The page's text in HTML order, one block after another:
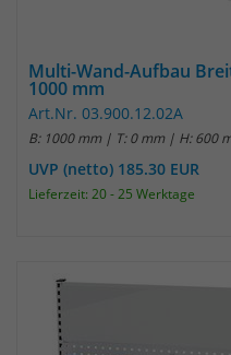
Multi-Wand-Aufbau
1000 mm
Art.Nr. 03.900.12.02A
B: 1000 mm | T: 0 mm | H: 600
UVP (netto) 185.30 EUR
Lieferzeit: 20 - 25 Werktage
Name _pk_ref
Anbieter Matomo
Das
um